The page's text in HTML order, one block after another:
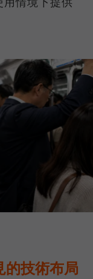
的技術布局